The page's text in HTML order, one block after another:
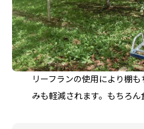
リーフランの使用により棚
みも軽減されます。もちろん